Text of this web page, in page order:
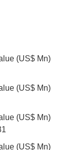
(US$ Mn)
(US$ Mn)
(US$ Mn)
(US$ Mn)